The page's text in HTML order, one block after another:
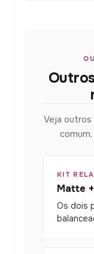
Veja
KIT
Matte
Os dois